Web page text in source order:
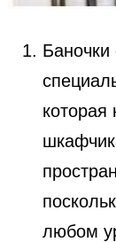
которая
любом